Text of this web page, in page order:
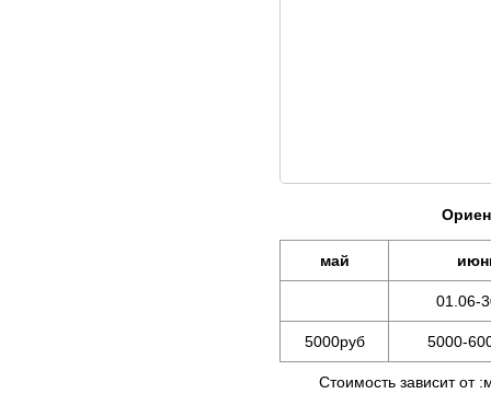
май
01.06-
5000руб 5000-
Стоимость зависит от